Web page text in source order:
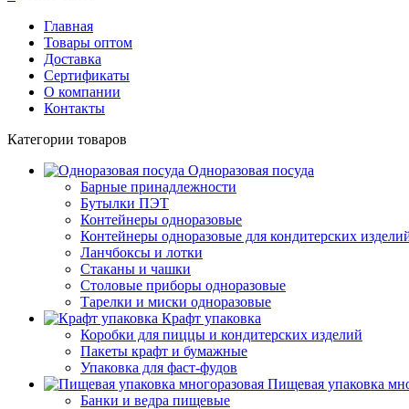
Главная
Товары оптом
Доставка
Сертификаты
О компании
Контакты
Категории товаров
Одноразовая посуда
Барные принадлежности
Бутылки ПЭТ
Контейнеры одноразовые
Контейнеры одноразовые для кондитерских
Ланчбоксы и лотки
Стаканы и чашки
Столовые приборы одноразовые
Тарелки и миски одноразовые
Крафт упаковка
Коробки для пиццы и кондитерских изделий
Пакеты крафт и бумажные
Упаковка для фаст-фудов
Пищевая упаковка
Банки и ведра пищевые